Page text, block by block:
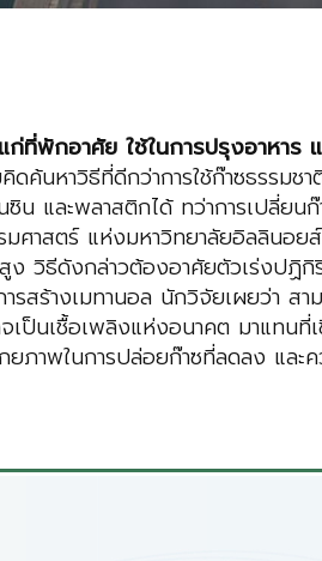
ที่พักอาศัย ใช้ในการปรุงอาหาร
นหาวิธีที่ดีกว่าการใช้ก๊าซธรรมช
และพลาสติกได้ ทว่าการเปลี่ยน
าสตร์ แห่งมหาวิทยาลัยอิลลินอ
วิธีดังกล่าวต้องอาศัยตัวเร่งปฏิ
รสร้างเมทานอล นักวิจัยเผยว่า
ป็นเชื้อเพลิงแห่งอนาคต มาแทน
ยภาพในการปล่อยก๊าซที่ลดลง แล